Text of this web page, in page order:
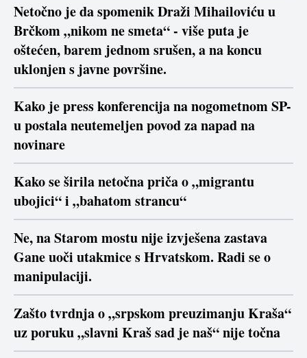
Netočno je da spomenik Draži Mihailoviću u
Brčkom „nikom ne smeta“ - više puta je
oštećen, barem jednom srušen, a na koncu
uklonjen s javne površine.
Kako je press konferencija na nogometnom SP-
u postala neutemeljen povod za napad na
novinare
Kako se širila netočna priča o „migrantu
ubojici“ i „bahatom strancu“
Ne, na Starom mostu nije izvješena zastava
Gane uoči utakmice s Hrvatskom. Radi se o
manipulaciji.
Zašto tvrdnja o „srpskom preuzimanju Kraša“
uz poruku „slavni Kraš sad je naš“ nije točna